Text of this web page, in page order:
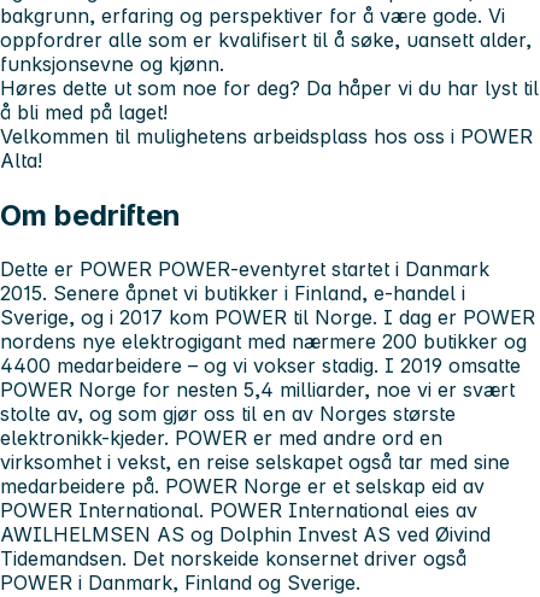
bakgrunn, erfaring og perspektiver for å være gode. Vi
oppfordrer alle som er kvalifisert til å søke, uansett alder,
funksjonsevne og kjønn.
Høres dette ut som noe for deg? Da håper vi du har lyst til
å bli med på laget!
Velkommen til mulighetens arbeidsplass hos oss i POWER
Alta!
Om bedriften
Dette er POWER POWER-eventyret startet i Danmark
2015. Senere åpnet vi butikker i Finland, e-handel i
Sverige, og i 2017 kom POWER til Norge. I dag er POWER
nordens nye elektrogigant med nærmere 200 butikker og
4400 medarbeidere – og vi vokser stadig. I 2019 omsatte
POWER Norge for nesten 5,4 milliarder, noe vi er svært
stolte av, og som gjør oss til en av Norges største
elektronikk-kjeder. POWER er med andre ord en
virksomhet i vekst, en reise selskapet også tar med sine
medarbeidere på. POWER Norge er et selskap eid av
POWER International. POWER International eies av
AWILHELMSEN AS og Dolphin Invest AS ved Øivind
Tidemandsen. Det norskeide konsernet driver også
POWER i Danmark, Finland og Sverige.